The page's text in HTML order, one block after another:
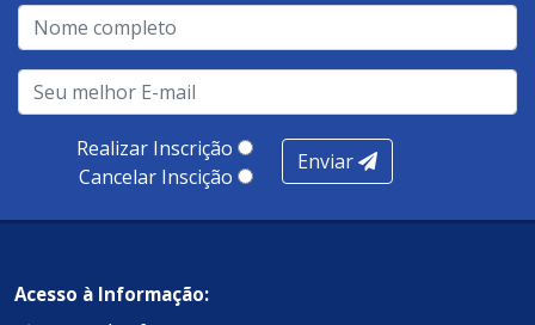
Realizar Inscrição
Cancelar Inscição
Enviar
Acesso à Informação: